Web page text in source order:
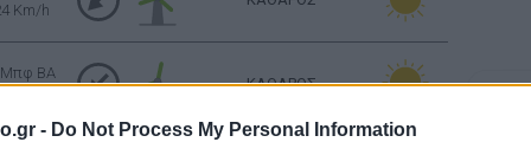
- Do Not Process My Personal Information
Km/h
BA
ΚΑΘΑΡΟΣ